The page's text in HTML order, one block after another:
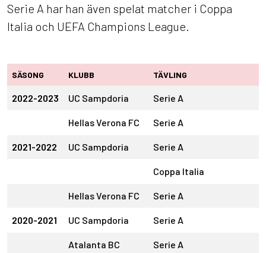
Serie A har han även spelat matcher i Coppa
Italia och UEFA Champions League.
SÄSONG KLUBB TÄVLING
2022-2023 UC Sampdoria Serie A
Hellas Verona FC Serie A
2021-2022 UC Sampdoria Serie A
Coppa Italia
Hellas Verona FC Serie A
2020-2021 UC Sampdoria Serie A
Atalanta BC Serie A